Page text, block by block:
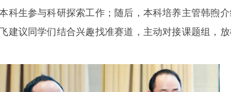
科生参与科研探索工作；随后，本科培养主管韩煦
建议同学们结合兴趣找准赛道，主动对接课题组，